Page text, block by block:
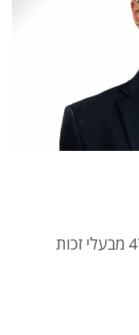
הצביעו: 9,398 תושבים (47.9% מבעלי זכות